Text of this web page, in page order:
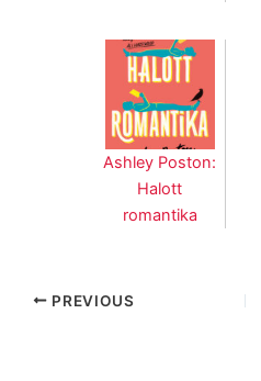
Ashley Poston:
Halott
romantika
PREVIOUS